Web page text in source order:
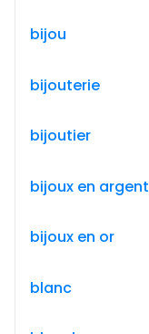
bijou
bijouterie
bijoutier
bijoux en argent
bijoux en or
blanc